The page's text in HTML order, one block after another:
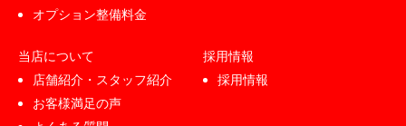
オプション整備料金
当店について
店舗紹介・スタッフ紹介
お客様満足の声
採用情報
採用情報